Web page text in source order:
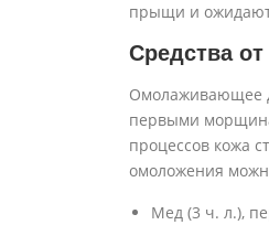
прыщи и ожидают
Средства
Омолаживающее
первыми
процессов кожа
омоложения
Мед (3 ч. л.),